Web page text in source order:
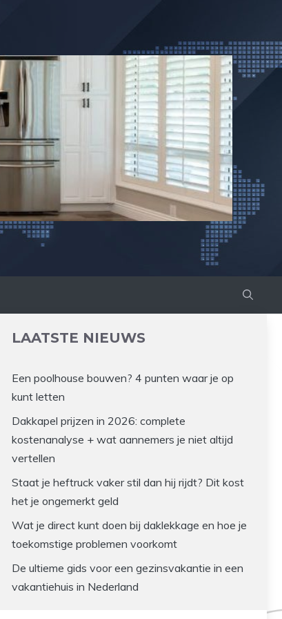
LAATSTE NIEUWS
Een poolhouse bouwen? 4 punten waar je op
kunt letten
Dakkapel prijzen in 2026: complete
kostenanalyse + wat aannemers je niet altijd
vertellen
Staat je heftruck vaker stil dan hij rijdt? Dit kost
het je ongemerkt geld
Wat je direct kunt doen bij daklekkage en hoe je
toekomstige problemen voorkomt
De ultieme gids voor een gezinsvakantie in een
vakantiehuis in Nederland